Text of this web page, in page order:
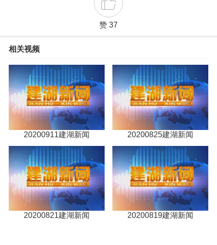
赞 37
相关视频
20200911建湖新闻 20200825建湖新闻
20200821建湖新闻 20200819建湖新闻